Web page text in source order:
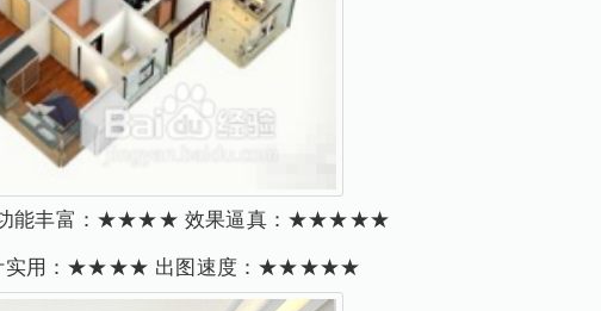
能丰富：★★★★ 效果逼真：★★★★★
实用：★★★★ 出图速度：★★★★★